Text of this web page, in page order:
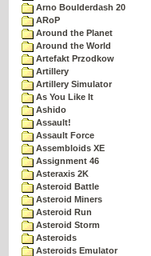
Arno Boulderdash 20
ARoP
Around the Planet
Around the World
Artefakt Przodkow
Artillery
Artillery Simulator
As You Like It
Ashido
Assault!
Assault Force
Assembloids XE
Assignment 46
Asteraxis 2K
Asteroid Battle
Asteroid Miners
Asteroid Run
Asteroid Storm
Asteroids
Asteroids Emulator